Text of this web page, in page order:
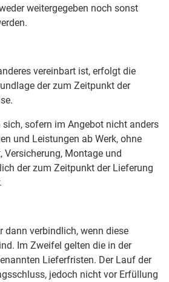
weitergegeben noch sonst
vereinbart ist, erfolgt die
der zum Zeitpunkt der
sich, sofern im Angebot nicht anders
und Leistungen ab Werk, ohne
Versicherung, Montage und
der zum Zeitpunkt der Lieferung
dann verbindlich, wenn diese
Im Zweifel gelten die in der
Lieferfristen. Der Lauf der
jedoch nicht vor Erfüllung